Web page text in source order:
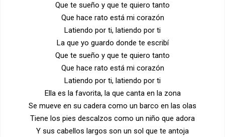
Que te sueño y que te quiero tanto
Que hace rato está mi corazón
Latiendo por ti, latiendo por ti
La que yo guardo donde te escribí
Que te sueño y que te quiero tanto
Que hace rato está mi corazón
Latiendo por ti, latiendo por ti
Ella es la favorita, la que canta en la zona
Se mueve en su cadera como un barco en las olas
Tiene los pies descalzos como un niño que adora
Y sus cabellos largos son un sol que te antoja